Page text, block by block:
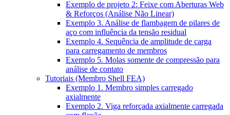
Exemplo de projeto 2: Feixe com Aberturas Web
& Reforços (Análise Não Linear)
Exemplo 3. Análise de flambagem de pilares de
aço com influência da tensão residual
Exemplo 4. Sequência de amplitude de carga
para carregamento de membros
Exemplo 5. Molas somente de compressão para
análise de contato
Tutoriais (Membro Shell FEA)
Exemplo 1. Membro simples carregado
axialmente
Exemplo 2. Viga reforçada axialmente carregada